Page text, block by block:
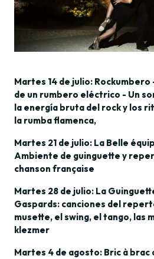
Martes 14 de julio:
de un rumbero eléctrico - Un
la energía bruta del rock y los
la rumba flamenca,
Martes 21 de julio: La Belle
Ambiente de guinguette y
chanson française
Martes 28 de julio: La
Gaspards: canciones del
musette, el swing, el tango, las
klezmer
Martes 4 de agosto: Bric à brac